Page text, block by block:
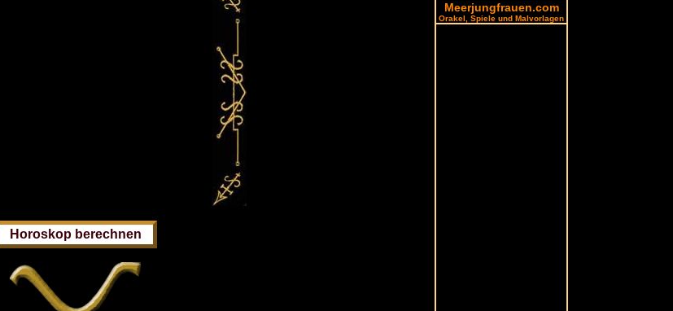
Meerjungfrauen.com
Orakel, Spiele und Malvorlagen